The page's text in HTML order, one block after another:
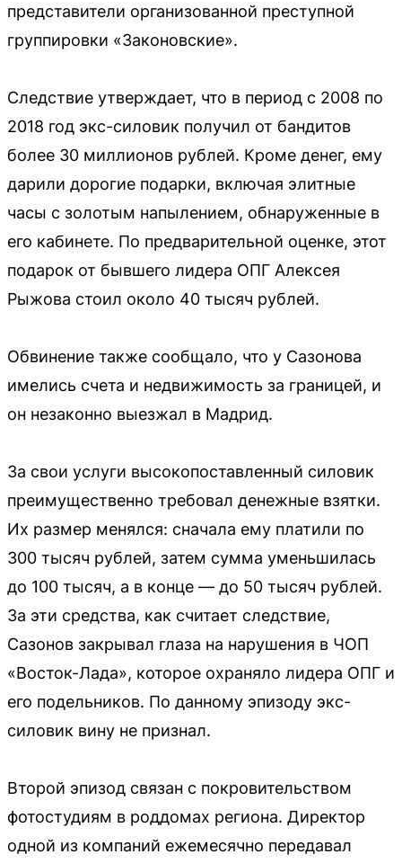
представители организованной преступной
группировки «Законовские».
Следствие утверждает, что в период с 2008 по
2018 год экс-силовик получил от бандитов
более 30 миллионов рублей. Кроме денег, ему
дарили дорогие подарки, включая элитные
часы с золотым напылением, обнаруженные в
его кабинете. По предварительной оценке, этот
подарок от бывшего лидера ОПГ Алексея
Рыжова стоил около 40 тысяч рублей.
Обвинение также сообщало, что у Сазонова
имелись счета и недвижимость за границей, и
он незаконно выезжал в Мадрид.
За свои услуги высокопоставленный силовик
преимущественно требовал денежные взятки.
Их размер менялся: сначала ему платили по
300 тысяч рублей, затем сумма уменьшилась
до 100 тысяч, а в конце — до 50 тысяч рублей.
За эти средства, как считает следствие,
Сазонов закрывал глаза на нарушения в ЧОП
«Восток-Лада», которое охраняло лидера ОПГ и
его подельников. По данному эпизоду экс-
силовик вину не признал.
Второй эпизод связан с покровительством
фотостудиям в роддомах региона. Директор
одной из компаний ежемесячно передавал